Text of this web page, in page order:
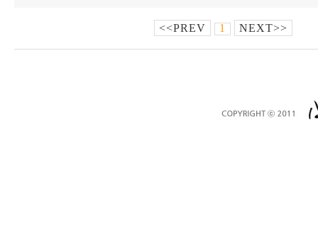
<<PREV 1 NEXT>>